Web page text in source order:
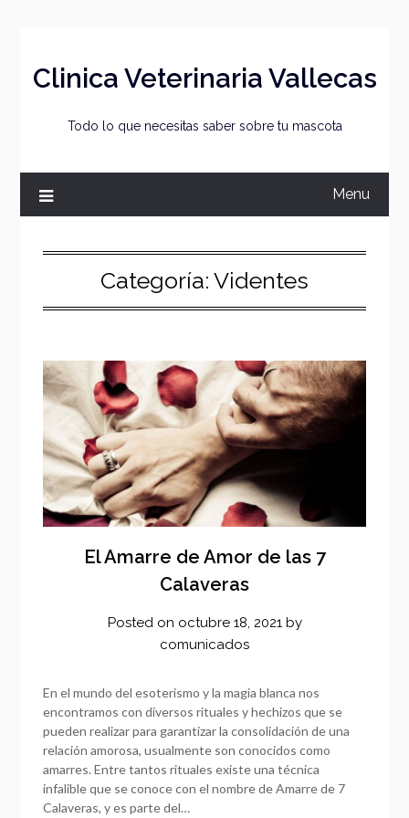
Clinica Veterinaria Vallecas
Todo lo que necesitas saber sobre tu mascota
Menu
Categoría: Videntes
El Amarre de Amor de las 7
Calaveras
Posted on octubre 18, 2021by
comunicados
En el mundo del esoterismo y la magia blanca nos
encontramos con diversos rituales y hechizos que se
pueden realizar para garantizar la consolidación de una
relación amorosa, usualmente son conocidos como
amarres. Entre tantos rituales existe una técnica
infalible que se conoce con el nombre de Amarre de 7
Calaveras, y es parte del…